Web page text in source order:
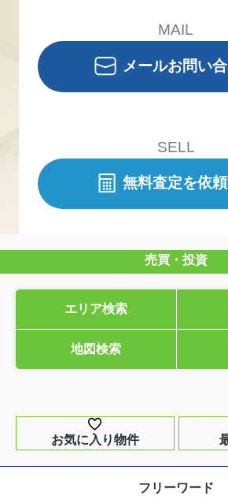
MAIL
メールお問い
SELL
無料査定を依
売買・投資
エリア検索
地図検索
お気に入り物件
フリーワード